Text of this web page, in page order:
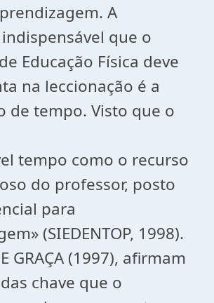
A
que o
Educação Física deve
na leccionação é a
de tempo. Visto que o
tempo como o recurso
do professor, posto
para
(SIEDENTOP, 1998).
GRAÇA (1997), afirmam
chave que o